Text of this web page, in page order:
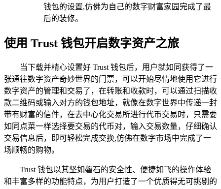
钱包的设置,仿佛为自己的数字财富家园完成了最
后的装修。
使用 Trust 钱包开启数字资产之旅
当下载并精心设置好 Trust 钱包后，用户就如同获得了一
张通往数字资产奇妙世界的门票，可以开始尽情地使用它进行
数字资产的管理和交易了，在转账和收款时，可以通过扫描收
款二维码或输入对方的钱包地址，就像在数字世界中传递一封
带有财富的信件，在去中心化交易所进行代币交易时，只需要
如同点菜一样选择要交易的代币对，输入交易数量，仔细确认
交易信息后，即可轻松完成交换,仿佛在数字市场中完成了一
场顺畅的购物。
Trust 钱包以其坚如磐石的安全性、便捷如飞的操作体验
和丰富多样的功能特点，为用户打造了一个优质得无可挑剔的